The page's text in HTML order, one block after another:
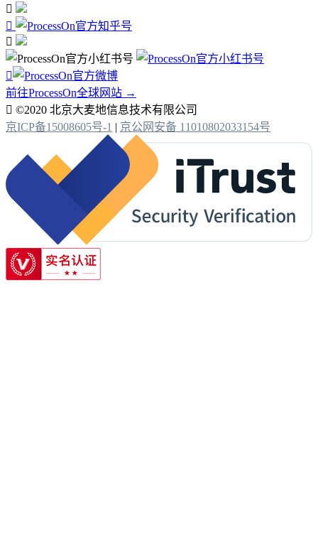




前往ProcessOn全球网站 →
 ©2020 北京大麦地信息技术有限公司
京ICP备15008605号-1 | 京公网安备 11010802033154号